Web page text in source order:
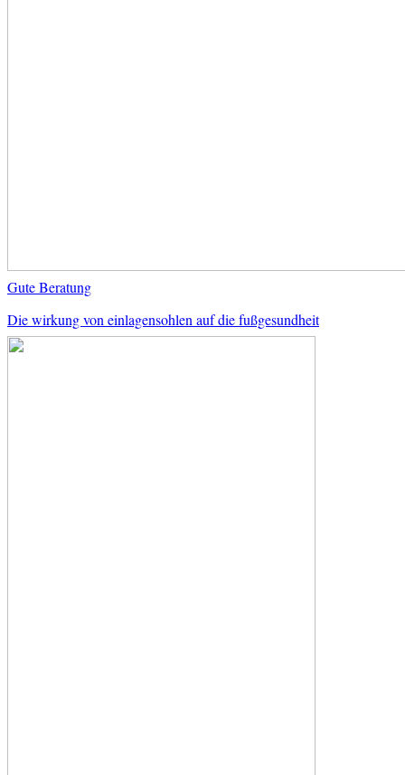
Gute Beratung
Die wirkung von einlagensohlen auf die fußgesundheit